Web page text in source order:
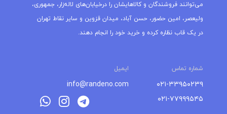
می‌توانند فروشندگان و کالاهایشان را درخیابان‌های لاله‌زار، جمهوری،
ولیعصر، امین حضور، حسن آباد، میدان قزوین و سایر نقاط تهران
در یک قاب نظاره کرده و خرید خود را انجام دهند.
شماره تماس ایمیل
۰۲۱-۳۳۹۵۰۲۳۹
۰۲۱-۷۷۹۹۹۵۴۵
info@randeno.com